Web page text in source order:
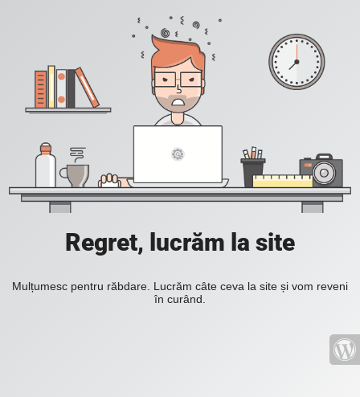
Regret, lucrăm la site
Mulțumesc pentru răbdare. Lucrăm câte ceva la site și vom reveni
în curând.